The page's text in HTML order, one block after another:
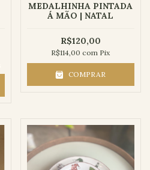
MEDALHINHA PINTADA
Á MÃO | NATAL
R$120,00
R$114,00com Pix
COMPRAR